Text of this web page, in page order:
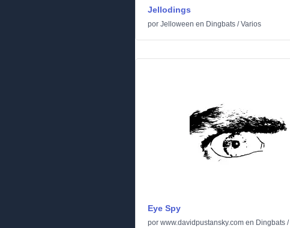
Jellodings
por Jelloween en Dingbats /Varios
Eye Spy
por www.davidpustansky.com en Dingbats /